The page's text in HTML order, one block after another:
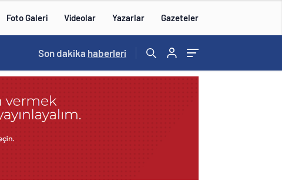
Foto Galeri Videolar Yazarlar Gazeteler
15:20 /
Son dakika haberleri